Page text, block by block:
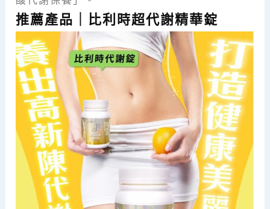
推薦產品｜比利時超代謝精華錠